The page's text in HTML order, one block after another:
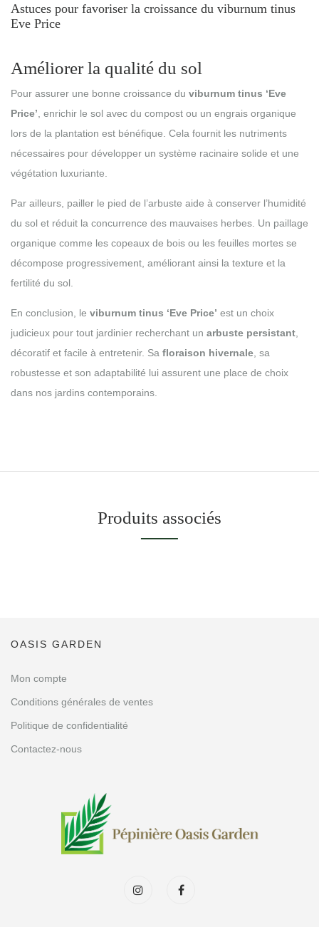
Astuces pour favoriser la croissance du viburnum tinus
Eve Price
Améliorer la qualité du sol
Pour assurer une bonne croissance du viburnum tinus ‘Eve
Price’ , enrichir le sol avec du compost ou un engrais organique
lors de la plantation est bénéfique. Cela fournit les nutriments
nécessaires pour développer un système racinaire solide et une
végétation luxuriante.
Par ailleurs, pailler le pied de l’arbuste aide à conserver l’humidité
du sol et réduit la concurrence des mauvaises herbes. Un paillage
organique comme les copeaux de bois ou les feuilles mortes se
décompose progressivement, améliorant ainsi la texture et la
fertilité du sol.
En conclusion, le viburnum tinus ‘Eve Price’ est un choix
judicieux pour tout jardinier recherchant un arbuste persistant
décoratif et facile à entretenir. Sa floraison hivernale , sa
robustesse et son adaptabilité lui assurent une place de choix
dans nos jardins contemporains.
Produits associés
OASIS GARDEN
Mon compte
Conditions générales de ventes
Politique de confidentialité
Contactez-nous